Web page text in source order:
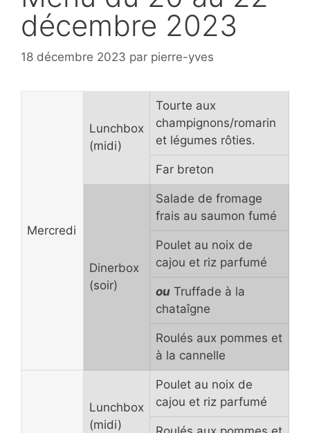
décembre 2023
18 décembre 2023 par pierre-yves
Mercredi
Lunchbox
(midi)
Tourte aux
champignons/romarin
et légumes rôties.
Far breton
Dinerbox
(soir)
Salade de fromage
frais au saumon fumé
Poulet au noix de
cajou et riz parfumé
ou Truffade à la
chataîgne
Roulés aux pommes et
à la cannelle
Lunchbox
(midi)
Poulet au noix de
cajou et riz parfumé